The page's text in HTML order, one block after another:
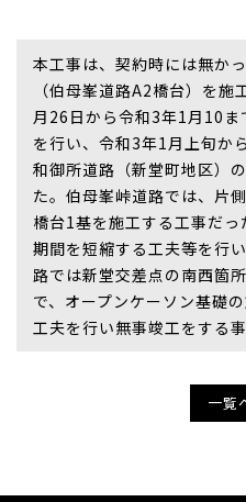
本工事は、契約時には無か
（伯母峯道路A2橋台）を
月26日から令和3年1月10
を行い、令和3年1月上旬か
和御所道路（新堂町地区）
た。伯母峯峠道路では、片
橋台1基を施工する工事だ
期間を短縮する工夫等を行
路では新堂交差点の南西箇
で、オープンケーソン基礎
工夫を行い無事竣工をする
一覧